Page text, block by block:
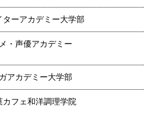
ターアカデミー大学部
・声優アカデミー
アカデミー大学部
フェ和洋調理学院